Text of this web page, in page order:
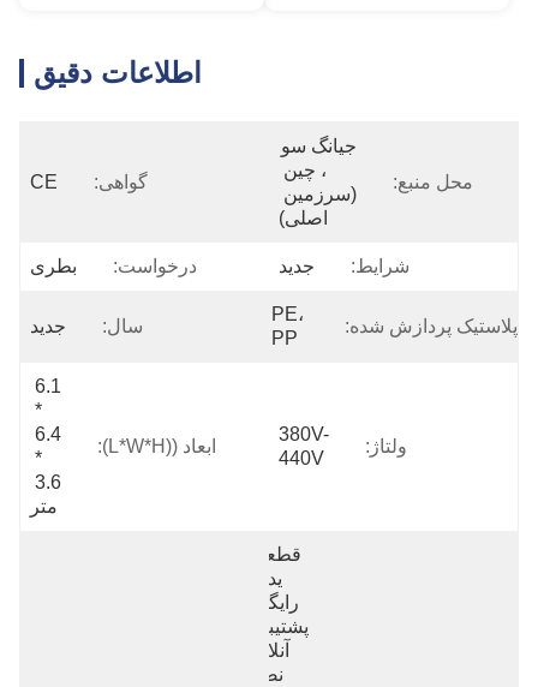
اطلاعات دقیق
محل منبع:
جیانگ سو
، چین
(سرزمین
اصلی)
گواهی: CE
شرایط: جدید درخواست: بطری
پلاستیک پردازش شده:
PE،
PP
سال: جدید
ولتاژ:
380V-
440V
ابعاد ((L*W*H):
6.1
*
6.4
*
3.6
متر